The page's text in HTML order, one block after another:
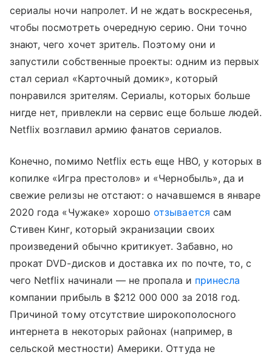
сериалы ночи напролет. И не ждать воскресенья,
чтобы посмотреть очередную серию. Они точно
знают, чего хочет зритель. Поэтому они и
запустили собственные проекты: одним из первых
стал сериал «Карточный домик», который
понравился зрителям. Сериалы, которых больше
нигде нет, привлекли на сервис еще больше людей.
Netflix возглавил армию фанатов сериалов.
Конечно, помимо Netflix есть еще HBO, у которых в
копилке «Игра престолов» и «Чернобыль», да и
свежие релизы не отстают: о начавшемся в январе
2020 года «Чужаке» хорошоотзывается сам
Стивен Кинг, который экранизации своих
произведений обычно критикует. Забавно, но
прокат DVD-дисков и доставка их по почте, то, с
чего Netflix начинали — не пропала и принесла
компании прибыль в $212 000 000 за 2018 год.
Причиной тому отсутствие широкополосного
интернета в некоторых районах (например, в
сельской местности) Америки. Оттуда не